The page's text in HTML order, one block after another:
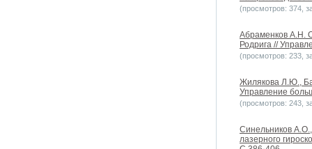
(просмотров: 374,
Абраменков А.Н.
Родрига //
(просмотров: 233,
Жилякова Л.Ю.,
Управление
(просмотров: 243,
Синельников
лазерного